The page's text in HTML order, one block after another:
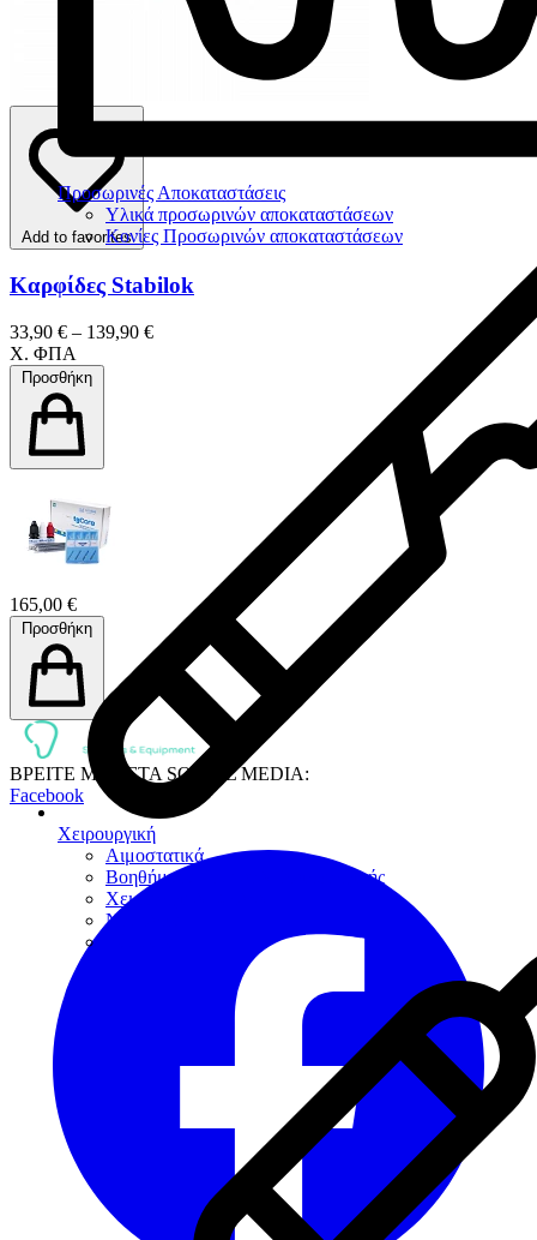
Προσωρινές Αποκαταστάσεις
Υλικά προσωρινών αποκαταστάσεων
Κονίες Προσωρινών αποκαταστάσεων
Χειρουργική
Αιμοστατικά
Βοηθήματα-Συσκευές Χειρουργικής
Χειρουργικές Φρέζες
Νυστέρια
Add to favorites
Καρφίδες Stabilok
33,90 € – 139,90 €
Χ. ΦΠΑ
Προσθήκη
165,00 €
Προσθήκη
ΒΡΕΙΤΕ ΜΑΣ ΣΤΑ SOCIAL MEDIA:
Facebook